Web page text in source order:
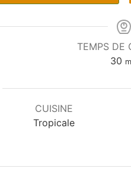
TEMPS DE
30
CUISINE
Tropicale